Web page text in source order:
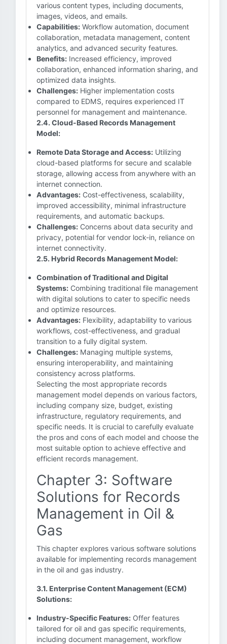
various content types, including documents,
images, videos, and emails.
Capabilities: Workflow automation, document
collaboration, metadata management, content
analytics, and advanced security features.
Benefits: Increased efficiency, improved
collaboration, enhanced information sharing, and
optimized data insights.
Challenges: Higher implementation costs
compared to EDMS, requires experienced IT
personnel for management and maintenance.
2.4. Cloud-Based Records Management
Model:
Remote Data Storage and Access: Utilizing
cloud-based platforms for secure and scalable
storage, allowing access from anywhere with an
internet connection.
Advantages: Cost-effectiveness, scalability,
improved accessibility, minimal infrastructure
requirements, and automatic backups.
Challenges: Concerns about data security and
privacy, potential for vendor lock-in, reliance on
internet connectivity.
2.5. Hybrid Records Management Model:
Combination of Traditional and Digital
Systems: Combining traditional file management
with digital solutions to cater to specific needs
and optimize resources.
Advantages: Flexibility, adaptability to various
workflows, cost-effectiveness, and gradual
transition to a fully digital system.
Challenges: Managing multiple systems,
ensuring interoperability, and maintaining
consistency across platforms.
Selecting the most appropriate records
management model depends on various factors,
including company size, budget, existing
infrastructure, regulatory requirements, and
specific needs. It is crucial to carefully evaluate
the pros and cons of each model and choose the
most suitable option to achieve effective and
efficient records management.
Chapter 3: Software
Solutions for Records
Management in Oil &
Gas
This chapter explores various software solutions
available for implementing records management
in the oil and gas industry.
3.1. Enterprise Content Management (ECM)
Solutions:
Industry-Specific Features: Offer features
tailored for oil and gas specific requirements,
including document management, workflow